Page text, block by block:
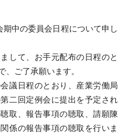
中の委員会日程について申し
して、お手元配布の日程のと
、ご了承願います。
議日程のとおり、産業労働局
二回定例会に提出を予定され
取、報告事項の聴取、請願陳
係の報告事項の聴取を行いま